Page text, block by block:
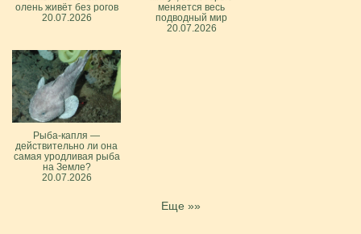
олень живёт без рогов
20.07.2026
меняется весь
подводный мир
20.07.2026
Рыба-капля —
действительно ли она
самая уродливая рыба
на Земле?
20.07.2026
Еще »»